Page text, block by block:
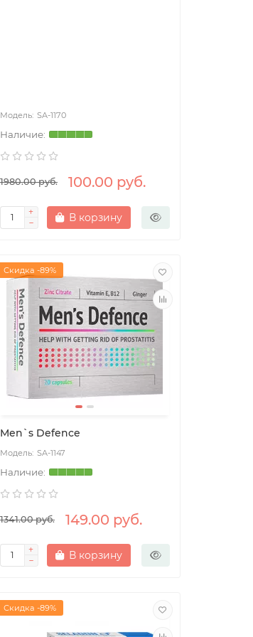
SA-1170
1980.00 руб. 100.00 руб.
В корзину
Скидка -89%
Men`s Defence
SA-1147
1341.00 руб. 149.00 руб.
В корзину
Скидка -89%